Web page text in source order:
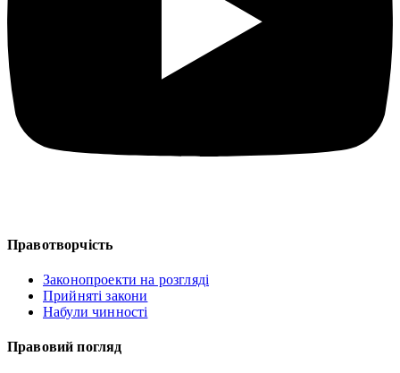
Правотворчість
Законопроекти на розгляді
Прийняті закони
Набули чинності
Правовий погляд